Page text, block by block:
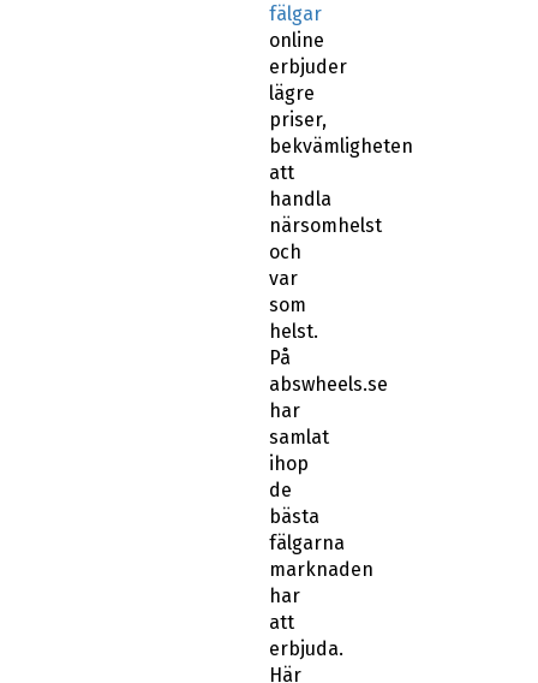
fälgar
online
erbjuder
lägre
priser,
bekvämligheten
att
handla
närsomhelst
och
var
som
helst.
På
abswheels.se
har
samlat
ihop
de
bästa
fälgarna
marknaden
har
att
erbjuda.
Här